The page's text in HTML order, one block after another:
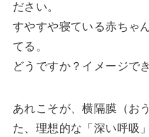
ださい。
すやすや寝ている赤ちゃ
てる。
どうですか？イメージで
あれこそが、横隔膜（お
た、理想的な「深い呼吸